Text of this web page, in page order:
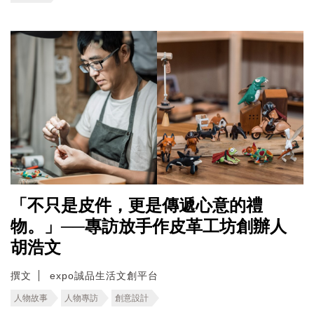
「不只是皮件，更是傳遞心意的禮
物。」──專訪放手作皮革工坊創辦人
胡浩文
撰文 expo誠品生活文創平台
人物故事 人物專訪 創意設計